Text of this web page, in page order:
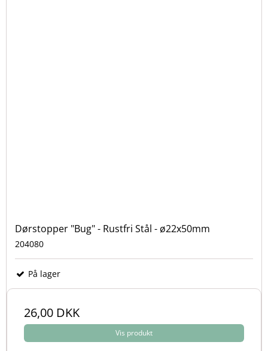
Dørstopper "Bug" - Rustfri Stål - ø22x50mm
204080
På lager
26,00 DKK
Vis produkt